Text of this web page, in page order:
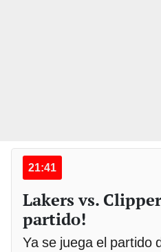
21:41
Lakers vs.
partido!
Ya se juega el partido